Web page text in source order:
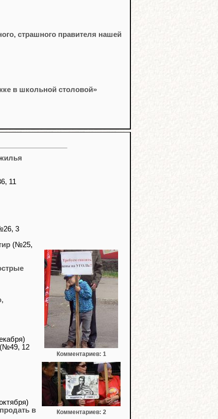
страшного правителя нашей
в школьной столовой»
11
3
(№25,
(№49, 12
в
Комментариев: 1
Комментариев: 2